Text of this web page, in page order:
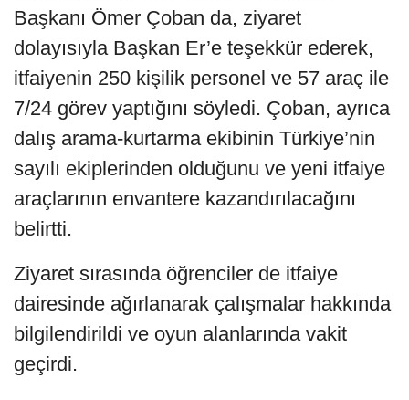
Başkanı Ömer Çoban da, ziyaret
dolayısıyla Başkan Er’e teşekkür ederek,
itfaiyenin 250 kişilik personel ve 57 araç ile
7/24 görev yaptığını söyledi. Çoban, ayrıca
dalış arama-kurtarma ekibinin Türkiye’nin
sayılı ekiplerinden olduğunu ve yeni itfaiye
araçlarının envantere kazandırılacağını
belirtti.
Ziyaret sırasında öğrenciler de itfaiye
dairesinde ağırlanarak çalışmalar hakkında
bilgilendirildi ve oyun alanlarında vakit
geçirdi.